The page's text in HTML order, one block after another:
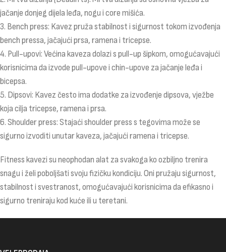
jačanje donjeg dijela leđa, nogu i core mišića.
3. Bench press: Kavez pruža stabilnost i sigurnost tokom izvođenja
bench pressa, jačajući prsa, ramena i tricepse.
4. Pull-upovi: Većina kaveza dolazi s pull-up šipkom, omogućavajući
korisnicima da izvode pull-upove i chin-upove za jačanje leđa i
bicepsa.
5. Dipsovi: Kavez često ima dodatke za izvođenje dipsova, vježbe
koja cilja tricepse, ramena i prsa.
6. Shoulder press: Stajaći shoulder press s tegovima može se
sigurno izvoditi unutar kaveza, jačajući ramena i tricepse.
Fitness kavezi su neophodan alat za svakoga ko ozbiljno trenira
snagu i želi poboljšati svoju fizičku kondiciju. Oni pružaju sigurnost,
stabilnost i svestranost, omogućavajući korisnicima da efikasno i
sigurno treniraju kod kuće ili u teretani.